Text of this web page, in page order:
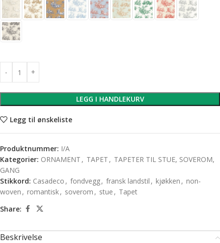
LEGG I HANDLEKURV
Legg til ønskeliste
Produktnummer: I/A
Kategorier: ORNAMENT , TAPET , TAPETER TIL STUE, SOVEROM,
GANG
Stikkord: Casadeco , fondvegg, fransk landstil , kjøkken , non-
woven , romantisk, soverom , stue , Tapet
Share:
Beskrivelse